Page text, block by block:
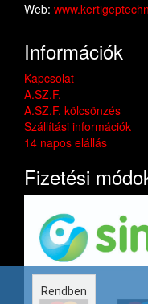
Web:
Információk
Kapcsolat
A.SZ.F.
A.SZ.F. kölcsönzés
Szállítási információk
14 napos elállás
Fizetési
Rendben